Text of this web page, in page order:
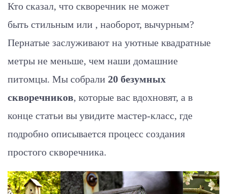
Кто сказал, что скворечник не может
быть стильным или , наоборот, вычурным?
Пернатые заслуживают на уютные квадратные
метры не меньше, чем наши домашние
питомцы. Мы собрали 20 безумных
скворечников, которые вас вдохновят, а в
конце статьи вы увидите мастер-класс, где
подробно описывается процесс создания
простого скворечника.